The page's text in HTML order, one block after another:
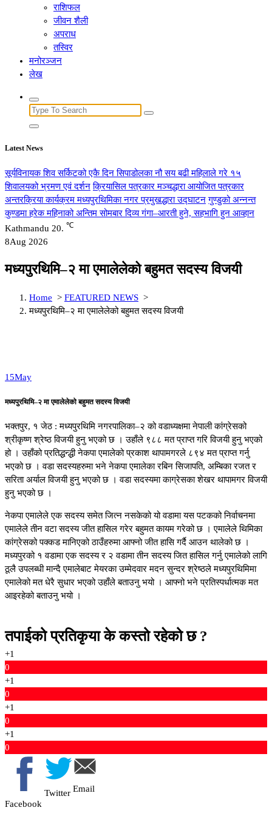
राशिफल
जीवन शैली
अपराध
तस्विर
मनोरञ्जन
लेख
Search
for:
Latest News
सूर्यविनायक शिव सर्किटको एकै दिन सिपाडोलका नौ सय बढी महिलाले गरे १५
शिवालयको भ्रमण एवं दर्शन क्रियासिल पत्रकार मञ्चद्धारा आयोजित पत्रकार
अन्तरक्रिया कार्यक्रम मध्यपुरथिमिका नगर प्रमुखद्धारा उद्घाटन गुण्डुको अन्नन्त
कुण्डमा हरेक महिनाको अन्तिम सोमबार दिव्य गंगा–आरती हुने, सहभागि हुन आव्हान
Kathmandu 20. ℃
8Aug 2026
मध्यपुरथिमि–२ मा एमालेलेको बहुमत सदस्य विजयी
Home > FEATURED NEWS >
मध्यपुरथिमि–२ मा एमालेलेको बहुमत सदस्य विजयी
15May
मध्यपुरथिमि–२ मा एमालेलेको बहुमत सदस्य विजयी
भक्तपुर, १ जेठ : मध्यपुरथिमि नगरपालिका–२ को वडाध्यक्षमा नेपाली कांग्रेसको
श्रीकृष्ण श्रेष्ठ विजयी हुनु भएको छ । उहाँले ९८८ मत प्राप्त गरि विजयी हुनु भएको
हो । उहाँको प्रतिद्धन्द्धी नेकपा एमालेको प्रकाश थापामगरले ८९४ मत प्राप्त गर्नु
भएको छ । वडा सदस्यहरुमा भने नेकपा एमालेका रबिन सिजापति, अम्बिका रजत र
सरिता अर्याल विजयी हुनु भएको छ । वडा सदस्यमा काग्रेसका शेखर थापामगर विजयी
हुनु भएको छ ।
नेकपा एमालेले एक सदस्य समेत जित्न नसकेको यो वडामा यस पटकको निर्वाचनमा
एमालेले तीन वटा सदस्य जीत हासिल गरेर बहुमत कायम गरेको छ । एमालेले थिमिका
कांग्रेसको पक्कड मानिएको ठाउँहरुमा आफ्नो जीत हासि गर्दै आउन थालेको छ ।
मध्यपुरको १ वडामा एक सदस्य र २ वडामा तीन सदस्य जित हासिल गर्नु एमालेको लागि
ठूलै उपलब्धी मान्दै एमालेबाट मेयरका उम्मेदवार मदन सुन्दर श्रेष्ठले मध्यपुरथिमिमा
एमालेको मत धेरै सुधार भएको उहाँले बताउनु भयो । आफ्नो भने प्रतिस्पर्धात्मक मत
आइरहेको बताउनु भयो ।
तपाईको प्रतिकृया के कस्तो रहेको छ ?
+1
0
+1
0
+1
0
+1
0
Facebook
Twitter Email